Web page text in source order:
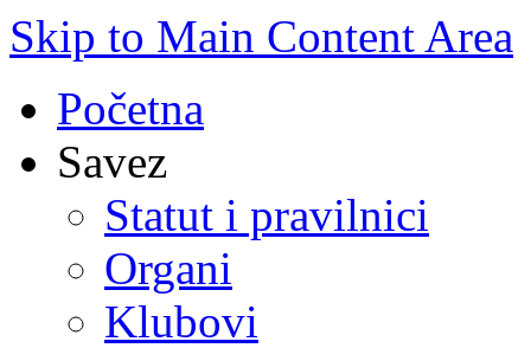
Skip to Main Content Area
Početna
Savez
Statut i pravilnici
Organi
Klubovi